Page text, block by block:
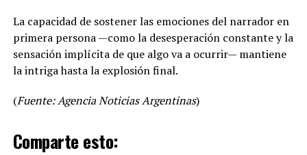
La capacidad de sostener las emociones del narrador en
primera persona —como la desesperación constante y la
sensación implícita de que algo va a ocurrir— mantiene
la intriga hasta la explosión final.
(Fuente: Agencia Noticias Argentinas)
Comparte esto: